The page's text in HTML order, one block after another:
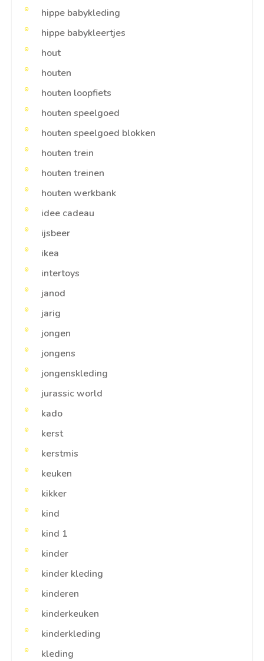
hippe babykleding
hippe babykleertjes
hout
houten
houten loopfiets
houten speelgoed
houten speelgoed blokken
houten trein
houten treinen
houten werkbank
idee cadeau
ijsbeer
ikea
intertoys
janod
jarig
jongen
jongens
jongenskleding
jurassic world
kado
kerst
kerstmis
keuken
kikker
kind
kind 1
kinder
kinder kleding
kinderen
kinderkeuken
kinderkleding
kleding